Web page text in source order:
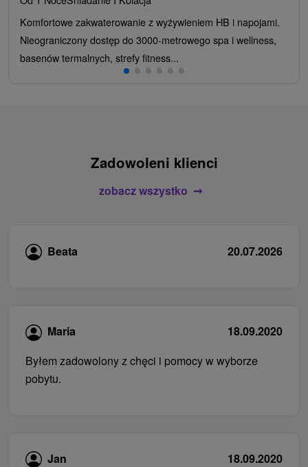
Komfortowe zakwaterowanie z wyżywieniem HB i napojami.
Nieograniczony dostęp do 3000-metrowego spa i wellness,
basenów termalnych, strefy fitness...
Zadowoleni klienci
zobacz wszystko
Beata 20.07.2026
Maria
18.09.2020
Byłem zadowolony z chęci i pomocy w wyborze
pobytu.
Jan
18.09.2020